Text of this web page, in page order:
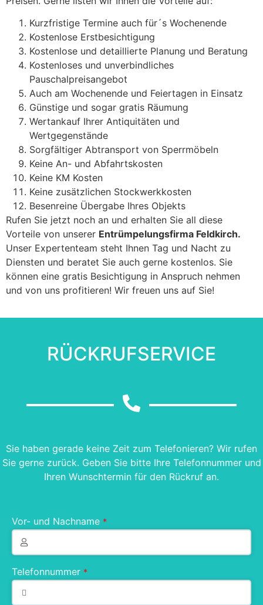
Kurzfristige Termine auch für´s Wochenende
Kostenlose Erstbesichtigung
Kostenlose und detaillierte Planung und Beratung
Kostenloses und unverbindliches
Pauschalpreisangebot
Auch am Wochenende und Feiertagen in Einsatz
Günstige und sogar gratis Räumung
Wertankauf Ihrer Antiquitäten und
Wertgegenstände
Sorgfältiger Abtransport von Sperrmöbeln
Keine An- und Abfahrtskosten
Keine KM Kosten
Keine zusätzlichen Stockwerkkosten
Besenreine Übergabe Ihres Objekts
Rufen Sie jetzt noch an und erhalten Sie all diese
Vorteile von unserer Entrümpelungsfirma Feldkirch.
Unser Expertenteam steht Ihnen Tag und Nacht zu
Diensten und beratet Sie auch gerne kostenlos. Sie
können eine gratis Besichtigung in Anspruch nehmen
und von uns profitieren! Wir freuen uns auf Sie!
RÜCKRUFSERVICE
Sie haben gerade keine Zeit zum Telefonieren? Wir rufen
Sie gerne zurück. Geben Sie bitte Ihre Telefonnummer und
Ihren Wunschtermin für den Rückruf an.
Vor- und Nachname *
Telefonnummer *